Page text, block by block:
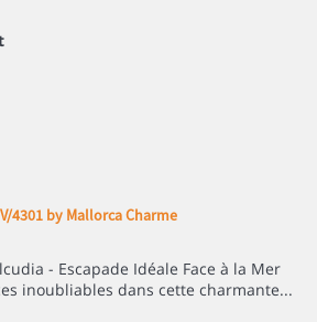
4301 by Mallorca Charme
- Escapade Idéale Face à la Mer
inoubliables dans cette charmante...